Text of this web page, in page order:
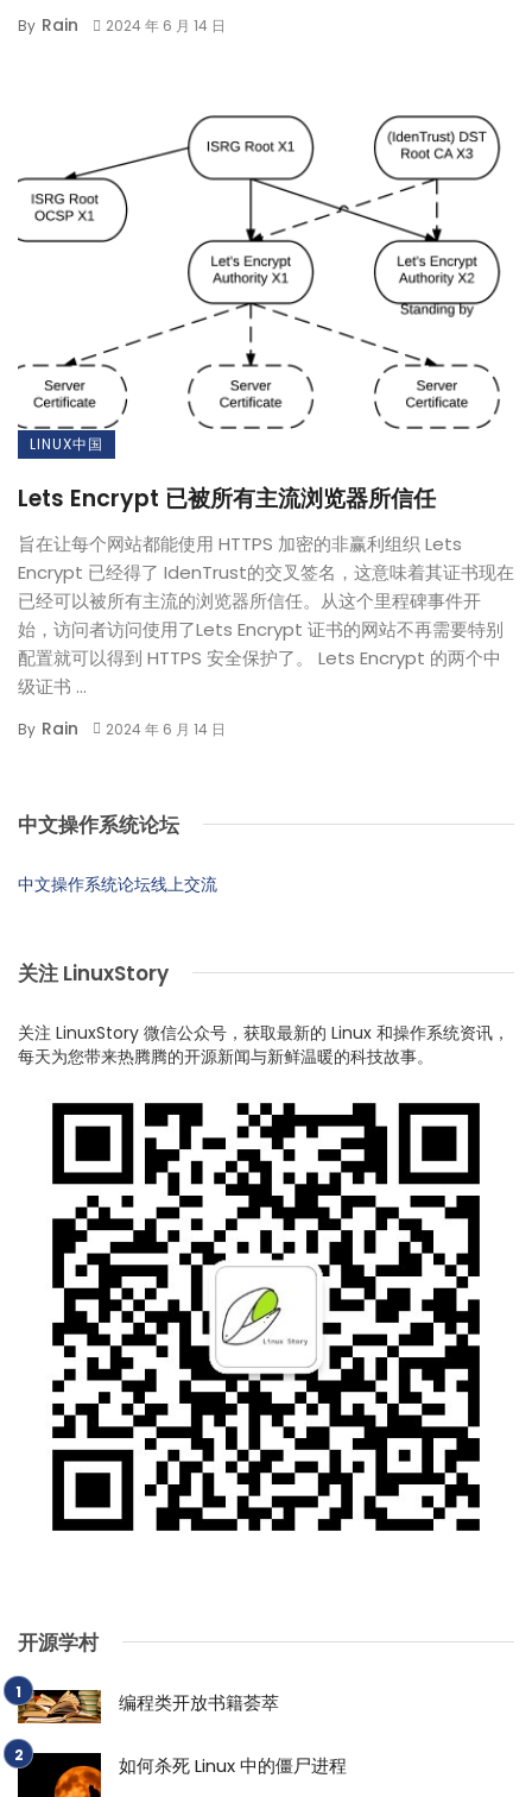
By Rain 2024 年 6 月 14 日
LINUX中国
Lets Encrypt 已被所有主流浏览器所信任
旨在让每个网站都能使用 HTTPS 加密的非赢利组织 Lets
Encrypt 已经得了 IdenTrust的交叉签名，这意味着其证书现在
已经可以被所有主流的浏览器所信任。从这个里程碑事件开
始，访问者访问使用了Lets Encrypt 证书的网站不再需要特别
配置就可以得到 HTTPS 安全保护了。 Lets Encrypt 的两个中
级证书 ...
By Rain 2024 年 6 月 14 日
中文操作系统论坛
中文操作系统论坛线上交流
关注 LinuxStory
关注 LinuxStory 微信公众号，获取最新的 Linux 和操作系统资讯，
每天为您带来热腾腾的开源新闻与新鲜温暖的科技故事。
开源学村
编程类开放书籍荟萃
如何杀死 Linux 中的僵尸进程